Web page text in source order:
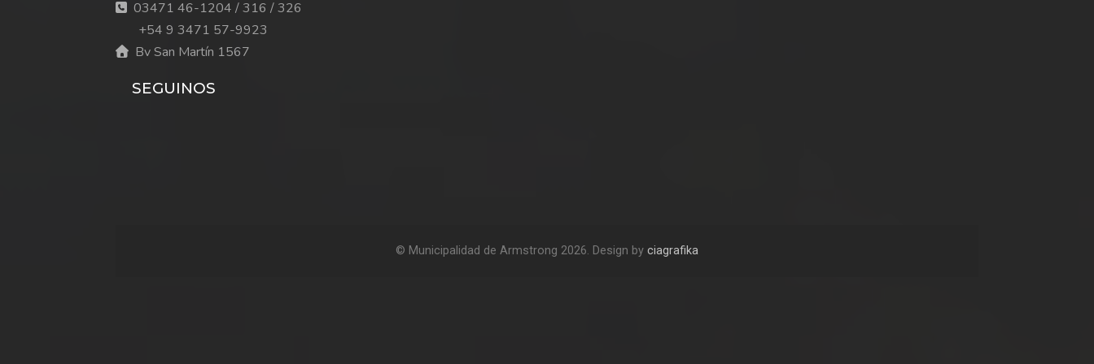
03471 46-1204 / 316 / 326
+54 9 3471 57-9923
Bv San Martín 1567
SEGUINOS
© Municipalidad de Armstrong 2026. Design by ciagrafika